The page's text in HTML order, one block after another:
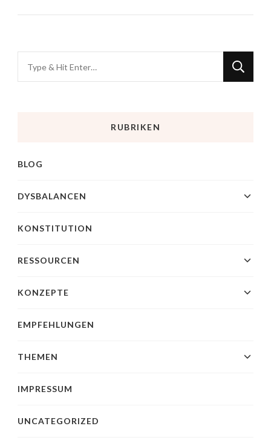
RUBRIKEN
BLOG
DYSBALANCEN
KONSTITUTION
RESSOURCEN
KONZEPTE
EMPFEHLUNGEN
THEMEN
IMPRESSUM
UNCATEGORIZED